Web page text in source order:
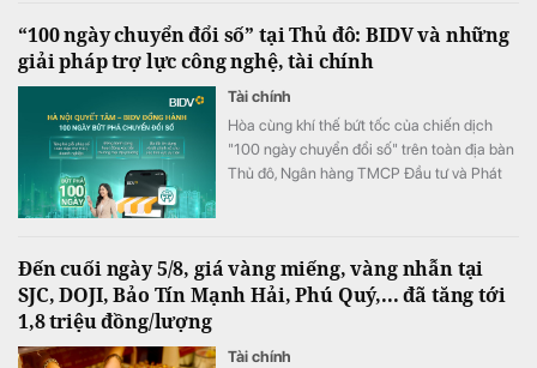
“100 ngày chuyển đổi số” tại Thủ đô: BIDV và những
giải pháp trợ lực công nghệ, tài chính
Tài chính
Hòa cùng khí thế bứt tốc của chiến dịch
"100 ngày chuyển đổi số" trên toàn địa bàn
Thủ đô, Ngân hàng TMCP Đầu tư và Phát
các đơn vị sự nghiệp.
Đến cuối ngày 5/8, giá vàng miếng, vàng nhẫn tại
SJC, DOJI, Bảo Tín Mạnh Hải, Phú Quý,... đã tăng tới
1,8 triệu đồng/lượng
Tài chính